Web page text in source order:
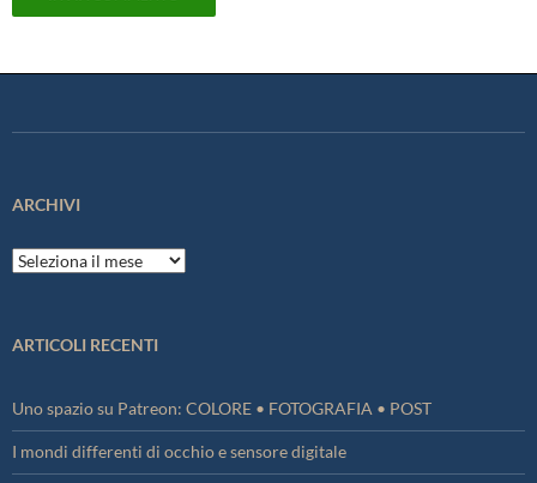
ARCHIVI
Archivi
ARTICOLI RECENTI
Uno spazio su Patreon: COLORE • FOTOGRAFIA • POST
I mondi differenti di occhio e sensore digitale